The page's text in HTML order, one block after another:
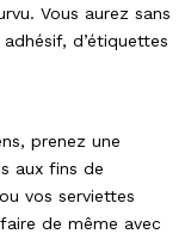
Vous aurez sans
d’étiquettes
prenez une
aux fins de
vos serviettes
de même avec